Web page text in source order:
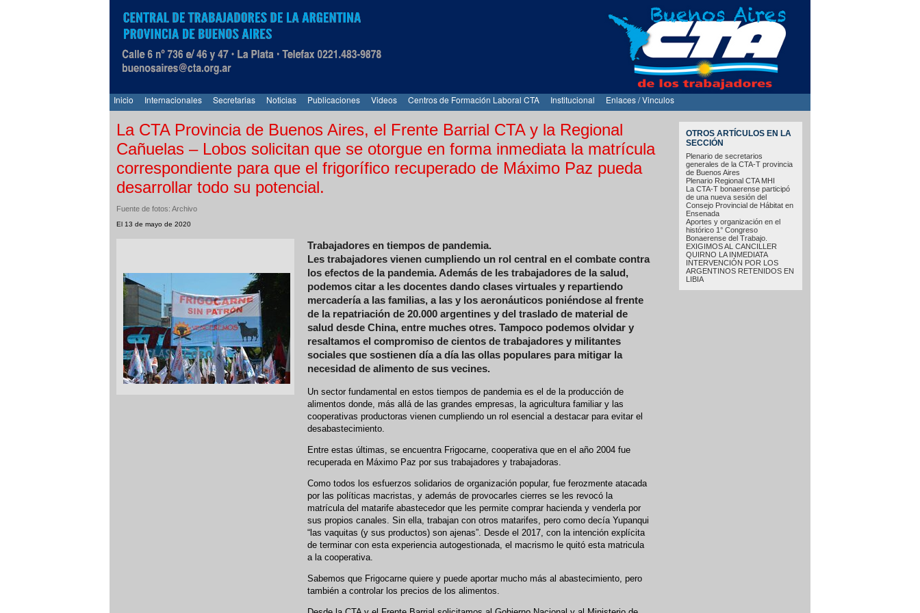
Inicio Internacionales Secretarias Noticias Publicaciones Videos Centros de Formación Laboral CTA Institucional Enlaces / Vinculos
OTROS ARTÍCULOS EN LA
SECCIÓN
Plenario de secretarios
generales de la CTA-T provincia
de Buenos Aires
Plenario Regional CTA MHI
La CTA-T bonaerense participó
de una nueva sesión del
Consejo Provincial de Hábitat en
Ensenada
Aportes y organización en el
histórico 1° Congreso
Bonaerense del Trabajo.
EXIGIMOS AL CANCILLER
QUIRNO LA INMEDIATA
INTERVENCIÓN POR LOS
ARGENTINOS RETENIDOS EN
LIBIA
La CTA Provincia de Buenos Aires, el Frente Barrial CTA y la Regional
Cañuelas – Lobos solicitan que se otorgue en forma inmediata la matrícula
correspondiente para que el frigorífico recuperado de Máximo Paz pueda
desarrollar todo su potencial.
Fuente de fotos: Archivo
El 13 de mayo de 2020
Trabajadores en tiempos de pandemia.
Les trabajadores vienen cumpliendo un rol central en el combate contra
los efectos de la pandemia. Además de les trabajadores de la salud,
podemos citar a les docentes dando clases virtuales y repartiendo
mercadería a las familias, a las y los aeronáuticos poniéndose al frente
de la repatriación de 20.000 argentines y del traslado de material de
salud desde China, entre muches otres. Tampoco podemos olvidar y
resaltamos el compromiso de cientos de trabajadores y militantes
sociales que sostienen día a día las ollas populares para mitigar la
necesidad de alimento de sus vecines.
Un sector fundamental en estos tiempos de pandemia es el de la producción de
alimentos donde, más allá de las grandes empresas, la agricultura familiar y las
cooperativas productoras vienen cumpliendo un rol esencial a destacar para evitar el
desabastecimiento.
Entre estas últimas, se encuentra Frigocarne, cooperativa que en el año 2004 fue
recuperada en Máximo Paz por sus trabajadores y trabajadoras.
Como todos los esfuerzos solidarios de organización popular, fue ferozmente atacada
por las políticas macristas, y además de provocarles cierres se les revocó la
matrícula del matarife abastecedor que les permite comprar hacienda y venderla por
sus propios canales. Sin ella, trabajan con otros matarifes, pero como decía Yupanqui
“las vaquitas (y sus productos) son ajenas”. Desde el 2017, con la intención explícita
de terminar con esta experiencia autogestionada, el macrismo le quitó esta matricula
a la cooperativa.
Sabemos que Frigocarne quiere y puede aportar mucho más al abastecimiento, pero
también a controlar los precios de los alimentos.